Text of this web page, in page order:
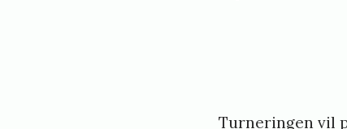
Turneringen vil